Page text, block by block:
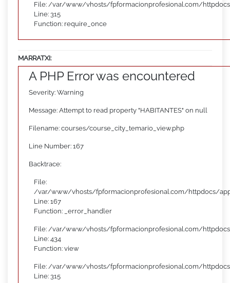
File: /var/www/vhosts/fpformacionprofesional.com/
Line: 315
Function: require_once
MARRATXI:
A PHP Error was encountered
Severity: Warning
Message: Attempt to read property "HABITANTES" on null
Filename: courses/course_city_temario_view.php
Line Number: 167
Backtrace:
File:
/var/www/vhosts/fpformacionprofesional.com/httpdocs/
Line: 167
Function: _error_handler
File: /var/www/vhosts/fpformacionprofesional.com/
Line: 434
Function: view
File: /var/www/vhosts/fpformacionprofesional.com/
Line: 315